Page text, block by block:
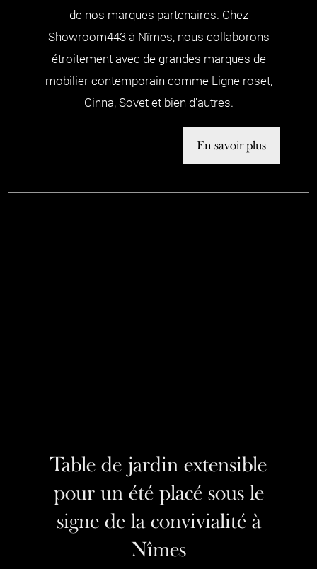
de nos marques partenaires. Chez
Showroom443 à Nîmes, nous collaborons
étroitement avec de grandes marques de
mobilier contemporain comme Ligne roset,
Cinna, Sovet et bien d'autres.
En savoir plus
Table de jardin extensible
pour un été placé sous le
signe de la convivialité à
Nîmes